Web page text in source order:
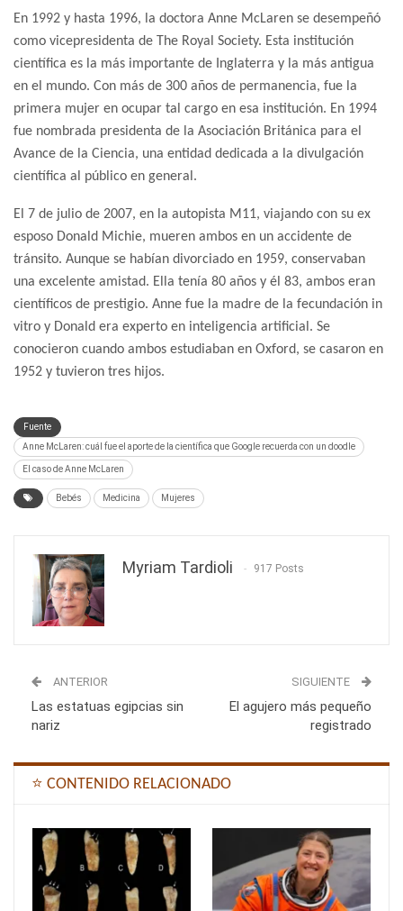
En 1992 y hasta 1996, la doctora Anne McLaren se desempeñó
como vicepresidenta de The Royal Society. Esta institución
científica es la más importante de Inglaterra y la más antigua
en el mundo. Con más de 300 años de permanencia, fue la
primera mujer en ocupar tal cargo en esa institución. En 1994
fue nombrada presidenta de la Asociación Británica para el
Avance de la Ciencia, una entidad dedicada a la divulgación
científica al público en general.
El 7 de julio de 2007, en la autopista M11, viajando con su ex
esposo Donald Michie, mueren ambos en un accidente de
tránsito. Aunque se habían divorciado en 1959, conservaban
una excelente amistad. Ella tenía 80 años y él 83, ambos eran
científicos de prestigio. Anne fue la madre de la fecundación in
vitro y Donald era experto en inteligencia artificial. Se
conocieron cuando ambos estudiaban en Oxford, se casaron en
1952 y tuvieron tres hijos.
Fuente
Anne McLaren: cuál fue el aporte de la científica que Google recuerda con un doodle
El caso de Anne McLaren
Bebés Medicina Mujeres
Myriam Tardioli 917 Posts
ANTERIOR
Las estatuas egipcias sin
nariz
SIGUIENTE
El agujero más pequeño
registrado
⭐ CONTENIDO RELACIONADO